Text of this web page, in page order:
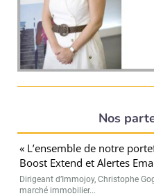
Nos
« L’ensemble de notre
Boost Extend et Alertes
Dirigeant d’Immojoy, Christophe
marché immobilier...